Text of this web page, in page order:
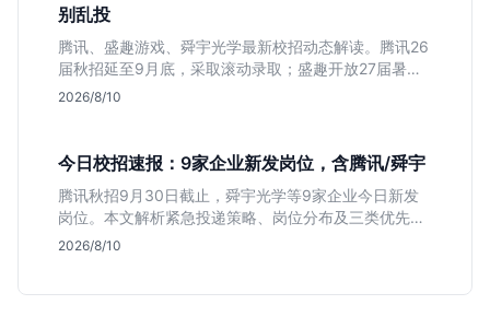
别乱投
腾讯、盛趣游戏、舜宇光学最新校招动态解读。腾讯26
届秋招延至9月底，采取滚动录取；盛趣开放27届暑期
实习；舜宇光学聚焦硬件制造。本文分析三家企业时间
2026/8/10
今日校招速报：9家企业新发岗位，含腾讯/舜宇
腾讯秋招9月30日截止，舜宇光学等9家企业今日新发
岗位。本文解析紧急投递策略、岗位分布及三类优先人
群，助你快速决策。
2026/8/10